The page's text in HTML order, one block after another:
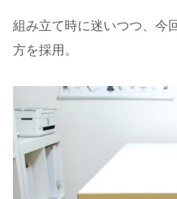
組み立て時に迷いつつ、今
方を採用。